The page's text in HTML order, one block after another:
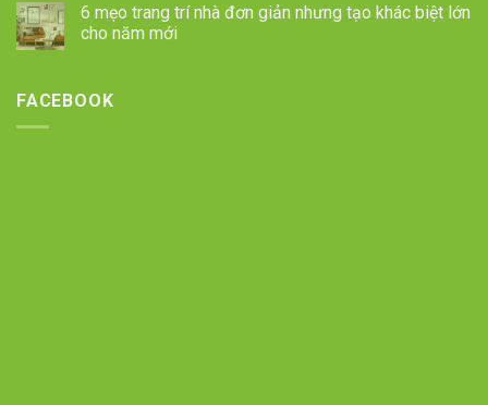
6 mẹo trang trí nhà đơn giản nhưng tạo khác biệt lớn
cho năm mới
FACEBOOK